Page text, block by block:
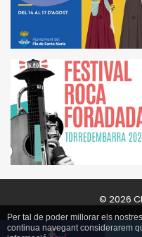
© 2026
Per tal de poder millorar els
continua navegant considerarem